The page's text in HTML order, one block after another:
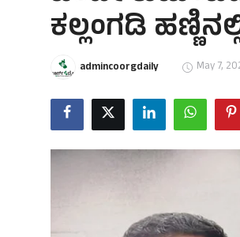
ಕಲ್ಲಂಗಡಿ
admincoorgdaily May 7,